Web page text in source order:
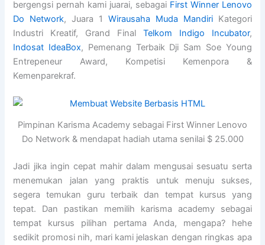
bergengsi pernah kami juarai, sebagai First Winner Lenovo
Do Network, Juara 1 Wirausaha Muda MandiriKategori
Industri Kreatif, Grand Final Telkom Indigo Incubator,
Indosat IdeaBox, Pemenang Terbaik Dji Sam Soe Young
Entrepeneur Award, Kompetisi Kemenpora &
Kemenparekraf.
Pimpinan Karisma Academy sebagai First Winner Lenovo
Do Network & mendapat hadiah utama senilai $ 25.000
Jadi jika ingin cepat mahir dalam mengusai sesuatu serta
menemukan jalan yang praktis untuk menuju sukses,
segera temukan guru terbaik dan tempat kursus yang
tepat. Dan pastikan memilih karisma academy sebagai
tempat kursus pilihan pertama Anda, mengapa? hehe
sedikit promosi nih, mari kami jelaskan dengan ringkas apa